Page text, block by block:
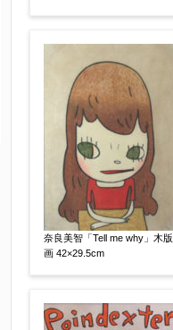
奈良美智「Tell me why」木版
画 42×29.5cm